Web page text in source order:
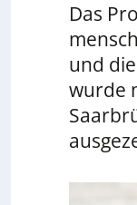
Das
und
wurde